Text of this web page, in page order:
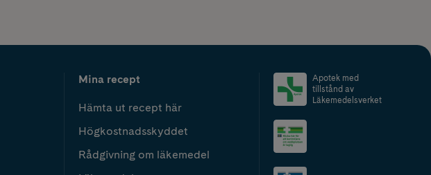
Mina recept
Hämta ut recept här
Högkostnadsskyddet
Rådgivning om läkemedel
Apotek med
tillstånd av
Läkemedelsverket